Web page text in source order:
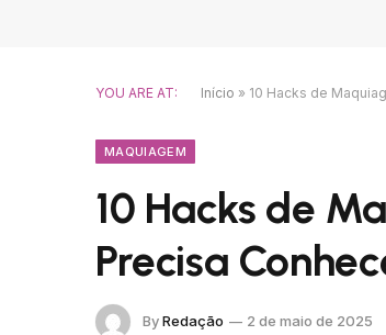
YOU ARE AT: Início » 10 Hacks de
MAQUIAGEM
10 Hacks de
Precisa
ByRedação 2 de maio de 2025